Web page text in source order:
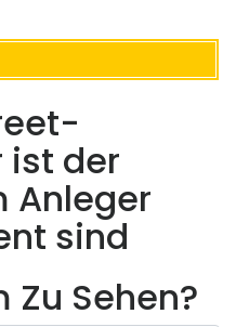
ist der
Anleger
sind
Zu Sehen?